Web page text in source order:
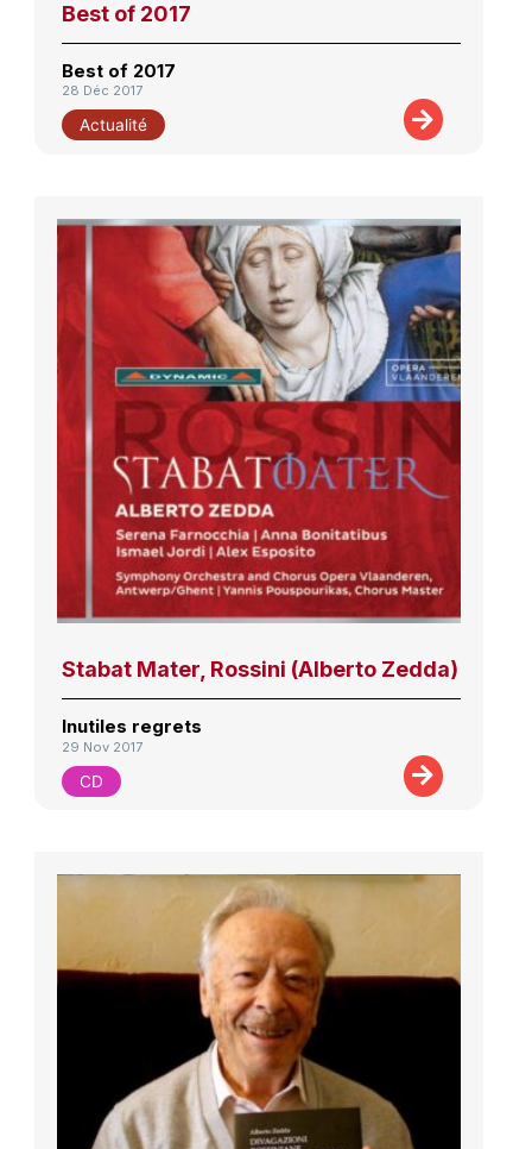
Best of 2017
Best of 2017
28 Déc 2017
Actualité
Stabat Mater, Rossini (Alberto Zedda)
Inutiles regrets
29 Nov 2017
CD